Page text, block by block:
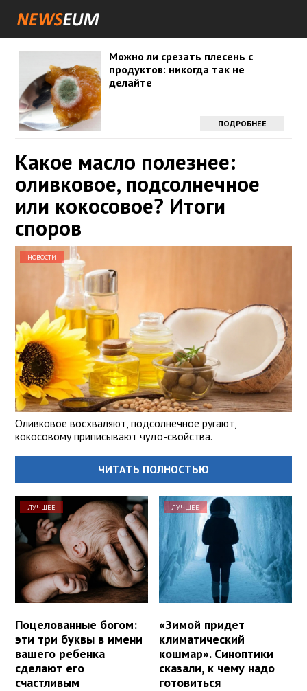
Можно ли срезать плесень с
продуктов: никогда так не
делайте
ПОДРОБНЕЕ
Какое масло полезнее:
оливковое, подсолнечное
или кокосовое? Итоги
споров
НОВОСТИ
Оливковое восхваляют, подсолнечное ругают,
кокосовому приписывают чудо-свойства.
ЧИТАТЬ ПОЛНОСТЬЮ
ЛУЧШЕЕ
Поцелованные богом:
эти три буквы в имени
вашего ребенка
сделают его
счастливым
ЛУЧШЕЕ
«Зимой придет
климатический
кошмар». Синоптики
сказали, к чему надо
готовиться